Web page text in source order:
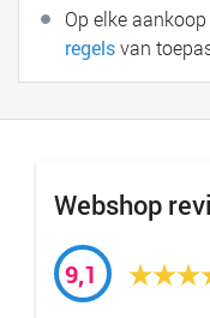
Op elke
regelsvan
Webshop
9,1